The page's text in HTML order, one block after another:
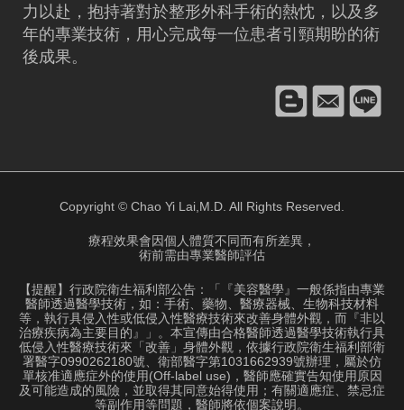
力以赴，抱持著對於整形外科手術的熱忱，以及多
年的專業技術，用心完成每一位患者引頸期盼的術
後成果。
Copyright © Chao Yi Lai,M.D. All Rights Reserved.
療程效果會因個人體質不同而有所差異，
術前需由專業醫師評估
【提醒】行政院衛生福利部公告：「『美容醫學』一般係指由專業
醫師透過醫學技術，如：手術、藥物、醫療器械、生物科技材料
等，執行具侵入性或低侵入性醫療技術來改善身體外觀，而『非以
治療疾病為主要目的』」。本宣傳由合格醫師透過醫學技術執行具
低侵入性醫療技術來「改善」身體外觀，依據行政院衛生福利部衛
署醫字0990262180號、衛部醫字第1031662939號辦理，屬於仿
單核准適應症外的使用(Off-label use)，醫師應確實告知使用原因
及可能造成的風險，並取得其同意始得使用；有關適應症、禁忌症
等副作用等問題，醫師將依個案說明。